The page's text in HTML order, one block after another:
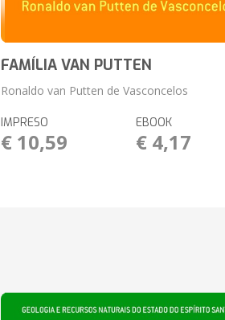
FAMÍLIA VAN PUTTEN
Ronaldo van Putten de Vasconcelos
IMPRESO
€ 10,59
EBOOK
€ 4,17